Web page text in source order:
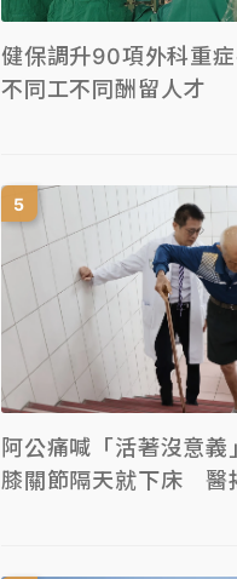
健保調升90項外科重
不同工不同酬留人才
阿公痛喊「活著沒意義
膝關節隔天就下床 醫